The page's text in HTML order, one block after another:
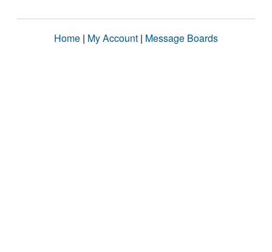
Home | My Account | Message Boards